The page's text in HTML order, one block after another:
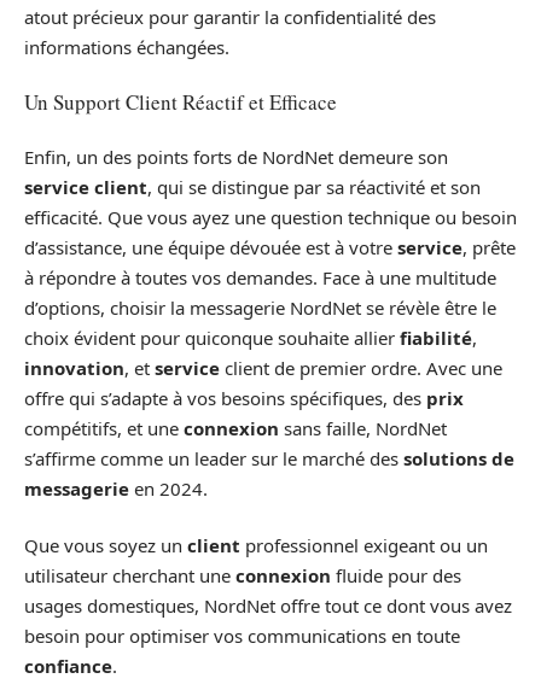
atout précieux pour garantir la confidentialité des
informations échangées.
Un Support Client Réactif et Efficace
Enfin, un des points forts de NordNet demeure son
service client, qui se distingue par sa réactivité et son
efficacité. Que vous ayez une question technique ou besoin
d’assistance, une équipe dévouée est à votre service, prête
à répondre à toutes vos demandes. Face à une multitude
d’options, choisir la messagerie NordNet se révèle être le
choix évident pour quiconque souhaite allier fiabilité,
innovation, et service client de premier ordre. Avec une
offre qui s’adapte à vos besoins spécifiques, des prix
compétitifs, et une connexion sans faille, NordNet
s’affirme comme un leader sur le marché des solutions de
messagerie en 2024.
Que vous soyez un client professionnel exigeant ou un
utilisateur cherchant une connexion fluide pour des
usages domestiques, NordNet offre tout ce dont vous avez
besoin pour optimiser vos communications en toute
confiance.